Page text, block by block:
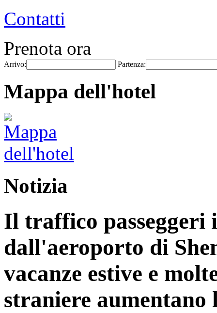
Contatti
Prenota ora
Arrivo: Partenza:
Mappa dell'hotel
Notizia
Il traffico passeggeri
dall'aeroporto di
vacanze estive e
straniere